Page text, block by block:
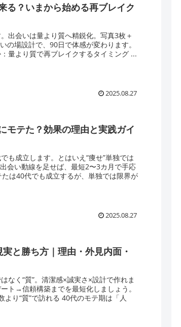
る？いまから始める再ブレイク
出会いは量より質へ精鋭化。写真3枚＋
の場設計で、90日で体感が変わります。
量より質で再ブレイクするタイミング ...
2025.08.27
モテた？効果の理由と実践ガイ
も成立します。とはいえ“痩せ”単独では
会い動線を足せば、最短2〜3カ月で手応
は40代でも成立するが、単独では限界が
2025.08.27
と勝ち方｜理由・外見内面・
なく“質”。清潔感×誠実さ×設計で作れま
ト→信頼構築までを最短化しましょう。
り“質”で訪れる 40代のモテ期は「人